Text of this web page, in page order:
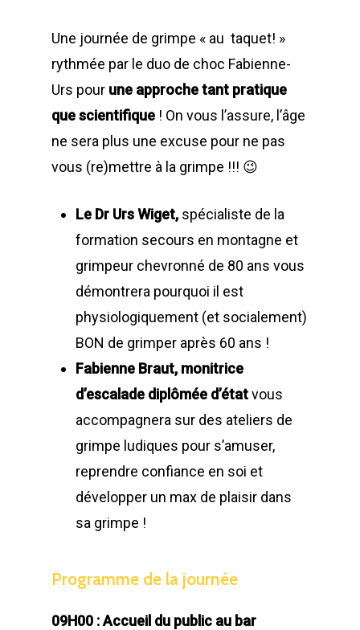
Une journée de grimpe « au taquet! »
rythmée par le duo de choc Fabienne-
Urs pour une approche tant pratique
que scientifique ! On vous l’assure, l’âge
ne sera plus une excuse pour ne pas
vous (re)mettre à la grimpe !!! 😉
Le Dr Urs Wiget, spécialiste de la
formation secours en montagne et
grimpeur chevronné de 80 ans vous
démontrera pourquoi il est
physiologiquement (et socialement)
BON de grimper après 60 ans !
Fabienne Braut, monitrice
d’escalade diplômée d’étatvous
accompagnera sur des ateliers de
grimpe ludiques pour s’amuser,
reprendre confiance en soi et
développer un max de plaisir dans
sa grimpe !
Programme de la journée
09H00 : Accueil du public au bar